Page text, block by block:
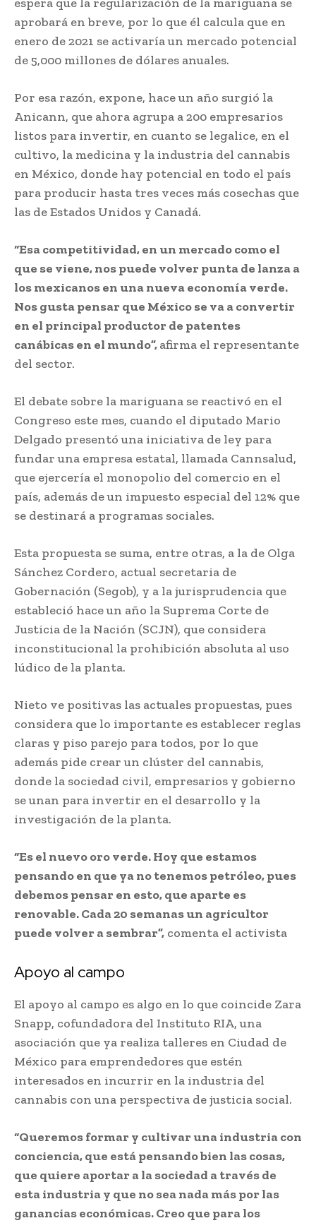
aprobará en breve, por lo que él calcula que en
enero de 2021 se activaría un mercado potencial
de 5,000 millones de dólares anuales.
Por esa razón, expone, hace un año surgió la
Anicann, que ahora agrupa a 200 empresarios
listos para invertir, en cuanto se legalice, en el
cultivo, la medicina y la industria del cannabis
en México, donde hay potencial en todo el país
para producir hasta tres veces más cosechas que
las de Estados Unidos y Canadá.
“Esa competitividad, en un mercado como el
que se viene, nos puede volver punta de lanza a
los mexicanos en una nueva economía verde.
Nos gusta pensar que México se va a convertir
en el principal productor de patentes
canábicas en el mundo”,afirma el representante
del sector.
El debate sobre la mariguana se reactivó en el
Congreso este mes, cuando el diputado Mario
Delgado presentó una iniciativa de ley para
fundar una empresa estatal, llamada Cannsalud,
que ejercería el monopolio del comercio en el
país, además de un impuesto especial del 12% que
se destinará a programas sociales.
Esta propuesta se suma, entre otras, a la de Olga
Sánchez Cordero, actual secretaria de
Gobernación (Segob), y a la jurisprudencia que
estableció hace un año la Suprema Corte de
Justicia de la Nación (SCJN), que considera
inconstitucional la prohibición absoluta al uso
lúdico de la planta.
Nieto ve positivas las actuales propuestas, pues
considera que lo importante es establecer reglas
claras y piso parejo para todos, por lo que
además pide crear un clúster del cannabis,
donde la sociedad civil, empresarios y gobierno
se unan para invertir en el desarrollo y la
investigación de la planta.
“Es el nuevo oro verde. Hoy que estamos
pensando en que ya no tenemos petróleo, pues
debemos pensar en esto, que aparte es
renovable. Cada 20 semanas un agricultor
puede volver a sembrar”, comenta el activista
Apoyo al campo
El apoyo al campo es algo en lo que coincide Zara
Snapp, cofundadora del Instituto RIA, una
asociación que ya realiza talleres en Ciudad de
México para emprendedores que estén
interesados en incurrir en la industria del
cannabis con una perspectiva de justicia social.
“Queremos formar y cultivar una industria con
conciencia, que está pensando bien las cosas,
que quiere aportar a la sociedad a través de
esta industria y que no sea nada más por las
ganancias económicas. Creo que para los